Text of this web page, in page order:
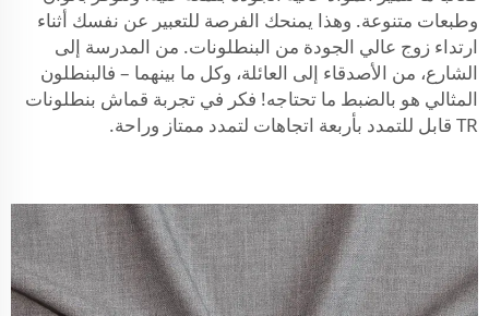
وطبعات متنوعة. وهذا يمنحك الفرصة للتعبير عن نفسك أثناء
ارتداء زوج عالي الجودة من البنطلونات. من المدرسة إلى
الشارع، من الأصدقاء إلى العائلة، وكل ما بينهما – فالبنطلون
المثالي هو بالضبط ما تحتاجه! فكر في تجربة قماش بنطلونات
TR قابل للتمدد بأربعة اتجاهات
لتمدد ممتاز وراحة.